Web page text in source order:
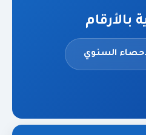
بالأرقام
السنوي